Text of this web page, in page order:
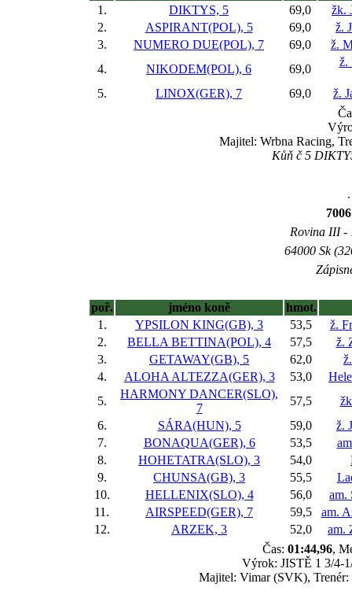
1.
DIKTYS, 5 69,0
žk.
2.
ASPIRANT(POL), 5 69,0
ž.
3.
NUMERO DUE(POL), 7 69,0
ž.
4.
NIKODEM(POL), 6 69,0
ž.
5. LINOX(GER), 7 69,0
ž.
Majitel: Wrbna Racing,
Kůň č 5
Rovina III -
64000 Sk
poř. jméno koně
hmot.
1.
YPSILON KING(GB), 3 53,5
ž.
2.
BELLA BETTINA(POL), 4 57,5
ž.
3.
GETAWAY(GB), 5 62,0
4.
ALOHA ALTEZZA(GER), 3 53,0
5.
HARMONY DANCER(SLO),
7
57,5
6.
SÁRA(HUN), 5 59,0
ž.
7.
BONAQUA(GER), 6 53,5
8.
HOHETATRA(SLO), 3 54,0
9.
CHUNSA(GB), 3 55,5
10.
HELLENIX(SLO), 4 56,0
am.
11.
AIRSPEED(GER), 7 59,5
am.
12.
ARZEK, 3 52,0
am.
Čas: 01:44,96,
Výrok: JISTĚ 1 3/4-
Majitel: Vimar (SVK), Trenér: